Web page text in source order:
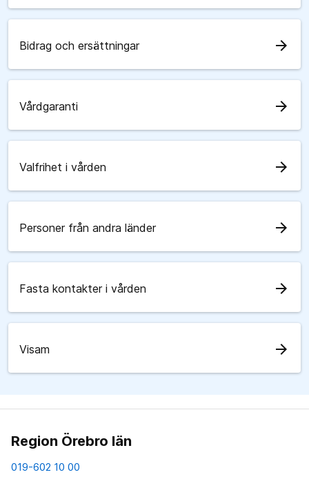
Bidrag och ersättningar arrow_forward
Vårdgaranti arrow_forward
Valfrihet i vården arrow_forward
Personer från andra länder arrow_forward
Fasta kontakter i vården arrow_forward
Visam arrow_forward
Region Örebro län
019-602 10 00